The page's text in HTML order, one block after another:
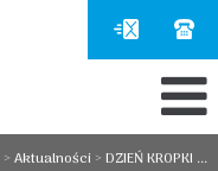
> Aktualności > DZIEŃ KROPKI ...